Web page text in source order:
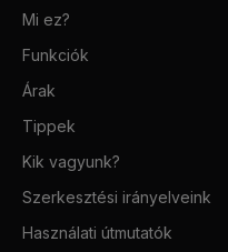
Mi ez?
Funkciók
Árak
Tippek
Kik vagyunk?
Szerkesztési irányelveink
Használati útmutatók